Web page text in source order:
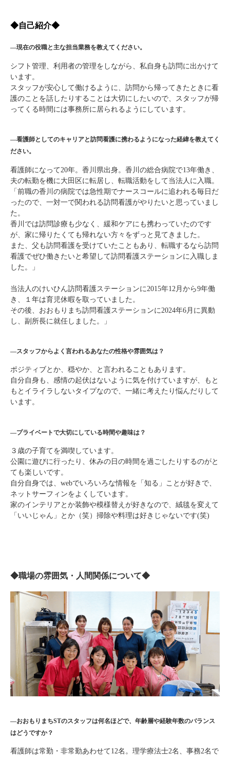
◆自己紹介◆
―現在の役職と主な担当業務を教えてください。
シフト管理、利用者の管理をしながら、私自身も訪問に出かけて
います。
スタッフが安心して働けるように、訪問から帰ってきたときに看
護のことを話したりすることは大切にしたいので、スタッフが帰
ってくる時間には事務所に居られるようにしています。
―看護師としてのキャリアと訪問看護に携わるようになった経緯を教えてく
ださい。
看護師になって20年。香川県出身。香川の総合病院で13年働き、
夫の転勤を機に大田区に転居し、転職活動をして当法人に入職。
「前職の香川の病院では急性期でナースコールに追われる毎日だ
ったので、一対一で関われる訪問看護がやりたいと思っていまし
た。
香川では訪問診療も少なく、緩和ケアにも携わっていたのです
が、家に帰りたくても帰れない方々をずっと見てきました。
また、父も訪問看護を受けていたこともあり、転職するなら訪問
看護でぜひ働きたいと希望して訪問看護ステーションに入職しま
した。」
当法人のけいひん訪問看護ステーションに2015年12月から9年働
き、１年は育児休暇を取っていました。
その後、おおもりまち訪問看護ステーションに2024年6月に異動
し、副所長に就任しました。」
―スタッフからよく言われるあなたの性格や雰囲気は？
ポジティブとか、穏やか、と言われることもあります。
自分自身も、感情の起伏はないように気を付けていますが、もと
もとイライラしないタイプなので、一緒に考えたり悩んだりして
います。
―プライベートで大切にしている時間や趣味は？
３歳の子育てを満喫しています。
公園に遊びに行ったり、休みの日の時間を過ごしたりするのがと
ても楽しいです。
自分自身では、webでいろいろな情報を「知る」ことが好きで、
ネットサーフィンをよくしています。
家のインテリアとか装飾や模様替えが好きなので、絨毯を変えて
「いいじゃん」とか（笑）掃除や料理は好きじゃないです(笑)
◆職場の雰囲気・人間関係について◆
―おおもりまちSTのスタッフは何名ほどで、年齢層や経験年数のバランス
はどうですか？
看護師は常勤・非常勤あわせて12名。理学療法士2名、事務2名で